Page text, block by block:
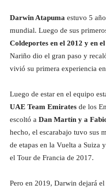
Darwin Atapuma estuvo 5
mundial. Luego de sus
Coldeportes en el 2012 y en
Nariño dio el gran paso y
vivió su primera experiencia
Luego de estar en el equipo
UAE Team Emirates de los
escoltó a Dan Martín y a
hecho, el escarabajo tuvo sus
de etapas en la Vuelta a Suiza
el Tour de Francia de 2017.
Pero en 2019, Darwin dejará el